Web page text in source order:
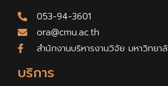
บริการ
053-94-3601
ora@cmu.ac.th
สำนักงานบริหารงานวิจัย มหาวิทยาลั